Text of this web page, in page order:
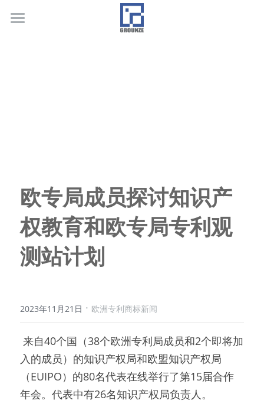
行业新闻
欧专局成员探讨知识产
权教育和欧专局专利观
测站计划
2023年11月21日 · 欧洲专利商标新闻
入的成员）的知识产权局和欧盟知识产权局
（EUIPO）的80名代表在线举行了第15届合作
年会。代表中有26名知识产权局负责人。